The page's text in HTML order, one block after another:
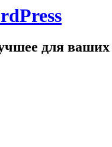
для ваших